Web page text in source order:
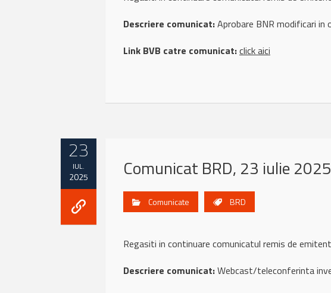
Descriere comunicat:Aprobare BNR modificari in
Link BVB catre comunicat:click aici
23
IUL.
2025 Comunicat BRD, 23 iulie 2025
Comunicate BRD
Regasiti in continuare comunicatul remis de
Descriere comunicat:Webcast/teleconferinta